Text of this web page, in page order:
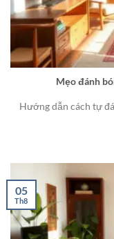
Mẹo đánh
Hướng dẫn cách tự
05
Th8